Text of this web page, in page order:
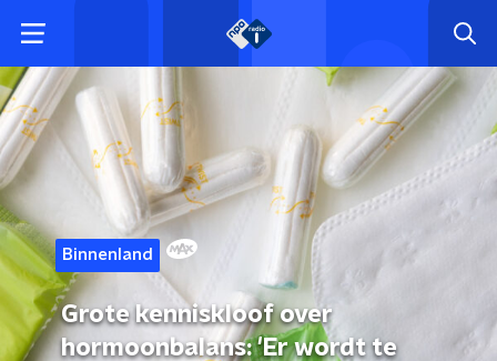
Binnenland
Grote kenniskloof over
hormoonbalans: 'Er wordt te